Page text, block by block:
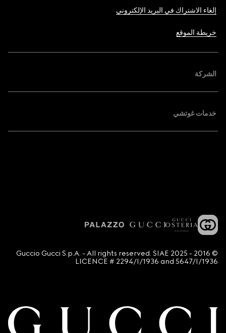
إلغاء الاشتراك في البريد الإلكتروني
خريطة الموقع
الشركة
خدمات غوتشي
© 2016 - 2025 Guccio Gucci S.p.A. - All rights reserved. SIAE
LICENCE # 2294/I/1936 and 5647/I/1936